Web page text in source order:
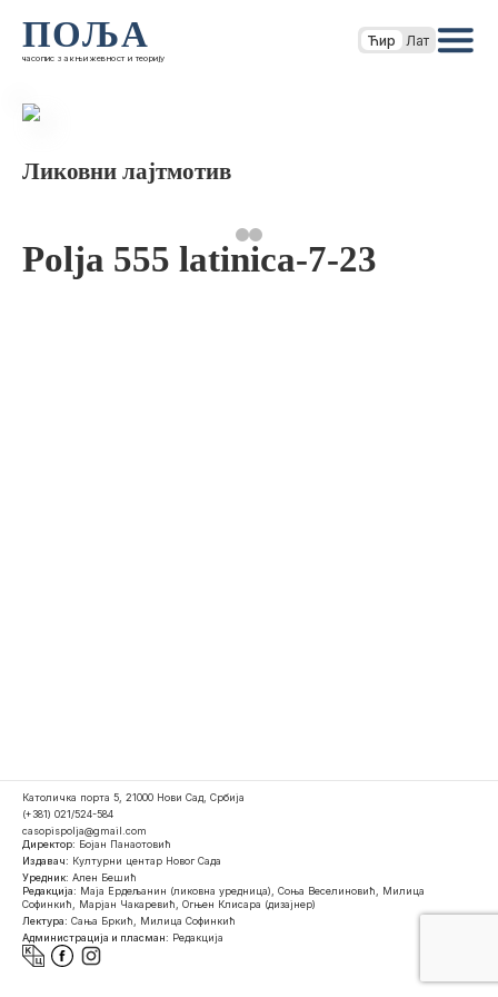
ПОЉА
часопис за књижевност и теорију
Ћир Лат
Ликовни лајтмотив
Polja 555 latinica-7-23
Католичка порта 5, 21000 Нови Сад, Србија
(+381) 021/524-584
casopispolja@gmail.com
Директор: Бојан Панаотовић
Издавач: Културни центар Новог Сада
Уредник: Ален Бешић
Редакција: Маја Ердељанин (ликовна уредница), Соња Веселиновић, Милица
Софинкић, Марјан Чакаревић, Огњен Клисара (дизајнер)
Лектура: Сања Бркић, Милица Софинкић
Администрација и пласман: Редакција